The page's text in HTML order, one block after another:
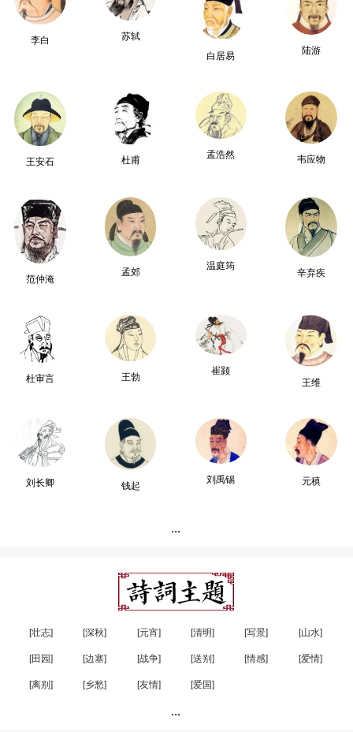
李白
苏轼
白居易
陆游
王安石 杜甫
孟浩然 韦应物
范仲淹
孟郊
温庭筠
辛弃疾
杜审言 王勃
崔颢
王维
刘长卿 钱起
刘禹锡 元稹
...
[壮志] [深秋] [元宵] [清明] [写景] [山水]
[田园] [边塞] [战争] [送别] [情感] [爱情]
[离别] [乡愁] [友情] [爱国]
...